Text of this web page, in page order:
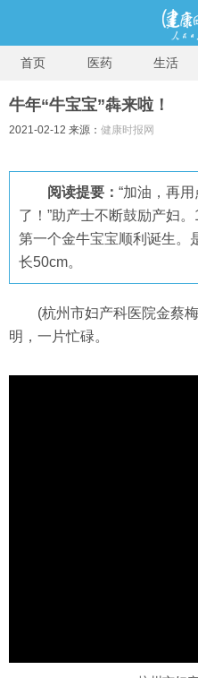
首页 医药 生活
牛年“牛宝宝”犇来啦！
2021-02-12 来源： 健康时报网
阅读提要： “加油，再
了！”助产士不断鼓励产妇
第一个金牛宝宝顺利诞生。
长50cm。
(杭州市妇产科医院金蔡
明，一片忙碌。